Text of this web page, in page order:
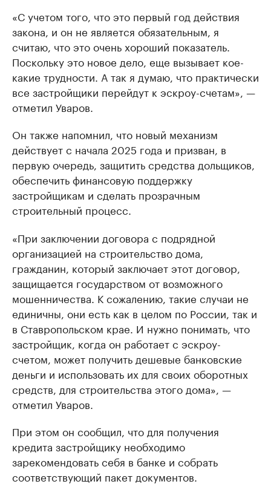
«С учетом того, что это первый год действия
закона, и он не является обязательным, я
считаю, что это очень хороший показатель.
Поскольку это новое дело, еще вызывает кое-
какие трудности. А так я думаю, что практически
все застройщики перейдут к эскроу-счетам», —
отметил Уваров.
Он также напомнил, что новый механизм
действует с начала 2025 года и призван, в
первую очередь, защитить средства дольщиков,
обеспечить финансовую поддержку
застройщикам и сделать прозрачным
строительный процесс.
«При заключении договора с подрядной
организацией на строительство дома,
гражданин, который заключает этот договор,
защищается государством от возможного
мошенничества. К сожалению, такие случаи не
единичны, они есть как в целом по России, так и
в Ставропольском крае. И нужно понимать, что
застройщик, когда он работает с эскроу-
счетом, может получить дешевые банковские
деньги и использовать их для своих оборотных
средств, для строительства этого дома», —
отметил Уваров.
При этом он сообщил, что для получения
кредита застройщику необходимо
зарекомендовать себя в банке и собрать
соответствующий пакет документов.